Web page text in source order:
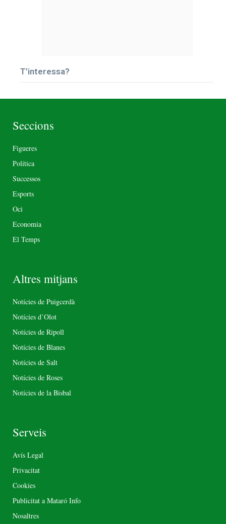
T’interessa?
Seccions
Figueres
Política
Successos
Esports
Oci
Economia
El Temps
Altres mitjans
Notícies de Puigcerdà
Notícies d’Olot
Notícies de Ripoll
Notícies de Blanes
Notícies de Salt
Notícies de Roses
Notícies de la Bisbal
Serveis
Avís Legal
Privacitat
Cookies
Publicitat a Mataró Info
Nosaltres